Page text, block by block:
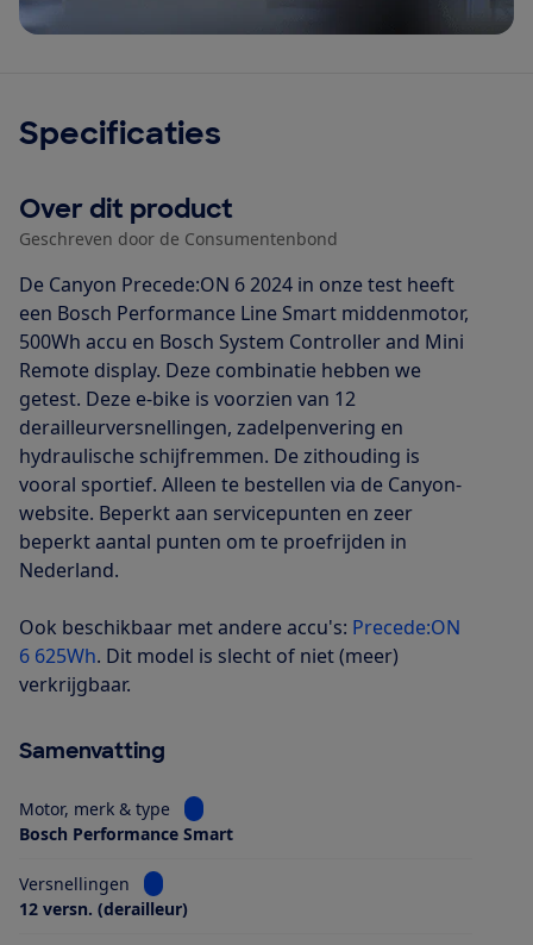
Specificaties
Over dit product
Geschreven door de Consumentenbond
De Canyon Precede:ON 6 2024 in onze test heeft
een Bosch Performance Line Smart middenmotor,
500Wh accu en Bosch System Controller and Mini
Remote display. Deze combinatie hebben we
getest. Deze e-bike is voorzien van 12
derailleurversnellingen, zadelpenvering en
hydraulische schijfremmen. De zithouding is
vooral sportief. Alleen te bestellen via de Canyon-
website. Beperkt aan servicepunten en zeer
beperkt aantal punten om te proefrijden in
Nederland.
Ook beschikbaar met andere accu's: Precede:ON
6 625Wh. Dit model is slecht of niet (meer)
verkrijgbaar.
Samenvatting
Motor, merk & type
Bekijk informatie voor Motor, merk & type
Bosch Performance Smart
Versnellingen
Bekijk informatie voor Versnellingen
12 versn. (derailleur)